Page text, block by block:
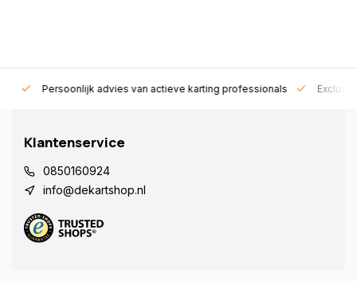
Persoonlijk advies van actieve karting professionals
Klantenservice
0850160924
info@dekartshop.nl